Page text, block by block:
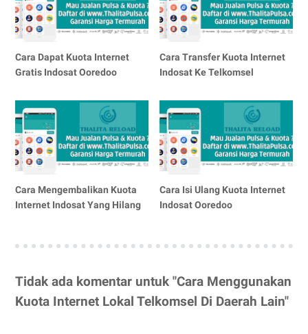
Cara Dapat Kuota Internet
Gratis Indosat Ooredoo
Cara Transfer Kuota Internet
Indosat Ke Telkomsel
Cara Mengembalikan Kuota
Internet Indosat Yang Hilang
Cara Isi Ulang Kuota Internet
Indosat Ooredoo
Tidak ada komentar untuk "Cara Menggunakan
Kuota Internet Lokal Telkomsel Di Daerah Lain"